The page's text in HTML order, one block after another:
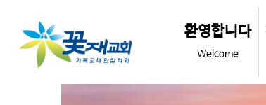
환영합니다
Welcome